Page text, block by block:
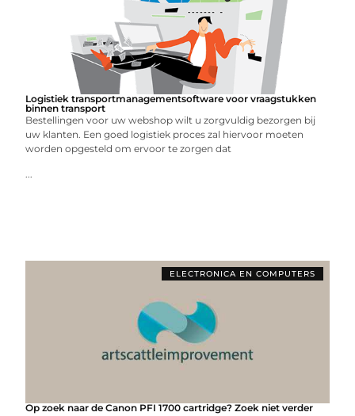
Logistiek transportmanagementsoftware voor vraagstukken
binnen transport
Bestellingen voor uw webshop wilt u zorgvuldig bezorgen bij
uw klanten. Een goed logistiek proces zal hiervoor moeten
worden opgesteld om ervoor te zorgen dat
...
ELECTRONICA EN COMPUTERS
Op zoek naar de Canon PFI 1700 cartridge? Zoek niet verder